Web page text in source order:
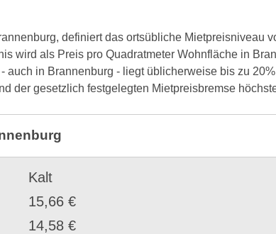
definiert das ortsübliche Mietpreisniveau
wird als Preis pro Quadratmeter Wohnfläche in
auch in Brannenburg - liegt üblicherweise bis zu
der gesetzlich festgelegten Mietpreisbremse
Kalt
15,66 €
14,58 €